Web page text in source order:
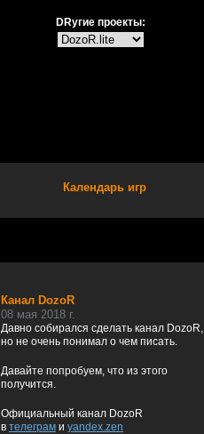
DRугие проекты:
Календарь игр
Канал DozoR
08 мая 2018 г.
Давно собирался сделать канал DozoR,
но не очень понимал о чем писать.
Давайте попробуем, что из этого
получится.
Официальный канал DozoR
в телеграм и yandex.zen